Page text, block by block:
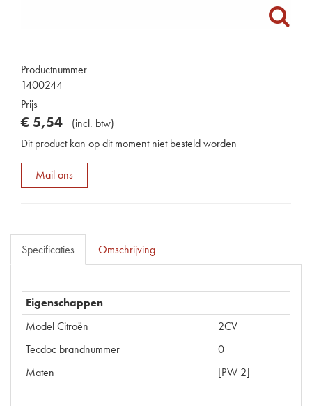
Productnummer
1400244
Prijs
€ 5,54 (incl. btw)
Dit product kan op dit moment niet besteld worden
Mail ons
Specificaties Omschrijving
Eigenschappen
Model Citroën
2CV
Tecdoc brandnummer
0
Maten
[PW 2]